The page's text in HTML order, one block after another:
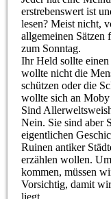
erstrebenswert ist
lesen? Meist nicht,
allgemeinen Sätzen
zum Sonntag.
Ihr Held sollte
wollte nicht die
schützen oder die
wollte sich an
Sind
Nein. Sie sind aber
eigentlichen
Ruinen antiker
erzählen wollen.
kommen, müssen
Vorsichtig, damit